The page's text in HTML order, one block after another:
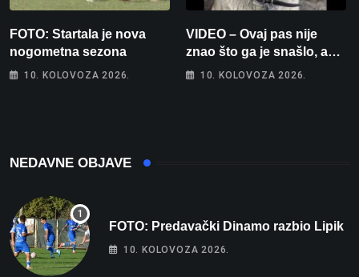
FOTO: Startala je nova
nogometna sezona
10. KOLOVOZA 2026.
VIDEO – Ovaj pas nije
znao što ga je snašlo, a
njegova reakcija je
10. KOLOVOZA 2026.
NEDAVNE OBJAVE
FOTO: Predavački Dinamo razbio Lipik
10. KOLOVOZA 2026.